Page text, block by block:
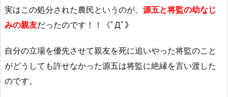
実はこの処分された農民というのが、 源五と将監の幼なじ
みの親友だったのです！！《ﾟДﾟ》
自分の立場を優先させて親友を死に追いやった将監のこと
がどうしても許せなかった源五は将監に絶縁を言い渡した
のです。